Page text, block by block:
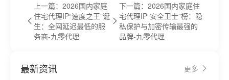
上一篇：2026国内家庭
住宅代理IP“速度之王”诞
生：全网延迟最低的服
务商-九零代理
下一篇：2026国内家庭住
宅代理IP“安全卫士”榜：隐
私保护与加密传输最强的
品牌-九零代理
最新资讯 更多